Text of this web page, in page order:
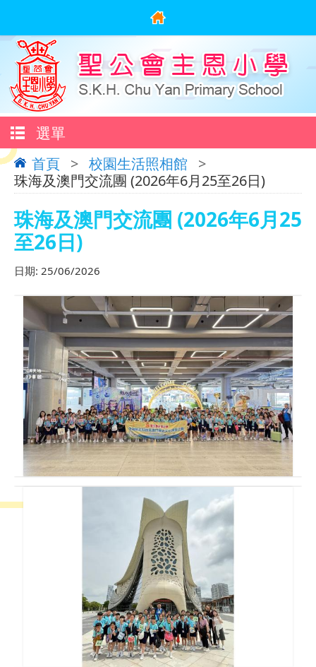
選單
首頁 > 校園生活照相館
>
珠海及澳門交流團 (2026年6月25至26日)
珠海及澳門交流團 (2026年6月25
至26日)
日期: 25/06/2026